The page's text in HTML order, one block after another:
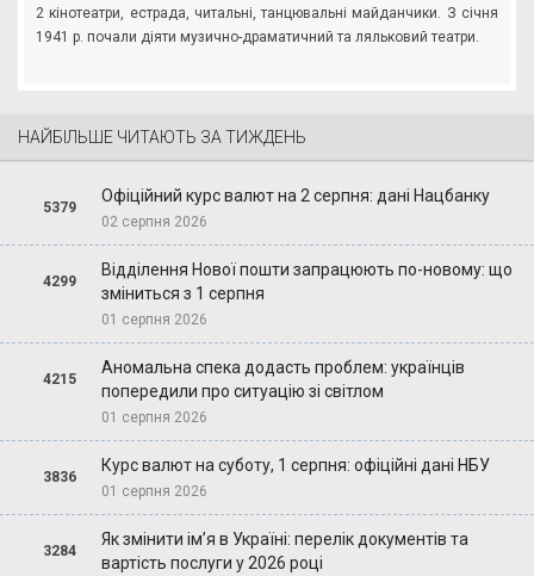
2 кінотеатри, естрада, читальні, танцювальні майданчики. З січня
1941 р. почали діяти музично-драматичний та ляльковий театри.
НАЙБІЛЬШЕ ЧИТАЮТЬ ЗА ТИЖДЕНЬ
5379
Офіційний курс валют на 2 серпня: дані Нацбанку
02 серпня 2026
4299
Відділення Нової пошти запрацюють по-новому: що
зміниться з 1 серпня
01 серпня 2026
4215
Аномальна спека додасть проблем: українців
попередили про ситуацію зі світлом
01 серпня 2026
3836
Курс валют на суботу, 1 серпня: офіційні дані НБУ
01 серпня 2026
3284
Як змінити ім’я в Україні: перелік документів та
вартість послуги у 2026 році